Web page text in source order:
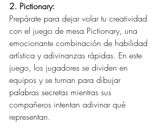
2. Pictionary:
Prepárate para dejar volar tu creatividad
con el juego de mesa Pictionary, una
emocionante combinación de habilidad
artística y adivinanzas rápidas. En este
juego, los jugadores se dividen en
equipos y se turnan para dibujar
palabras secretas mientras sus
compañeros intentan adivinar qué
representan.